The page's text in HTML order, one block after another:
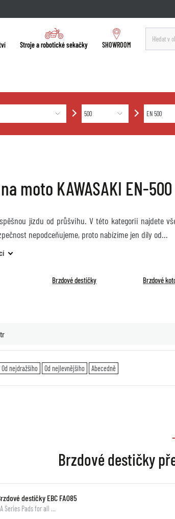
Stroje a robotické sekačky SHOWROOM
moto KAWASAKI EN-500
jízdu od průšvihu. V této kategorii najdete
nepodceňujeme, proto nabízíme jen díly od
Brzdové destičky Brzdové
Od nejdražšího Od nejlevnějšího Abecedně
Brzdové destičky
destičky EBC FA085
Series Pads for all …